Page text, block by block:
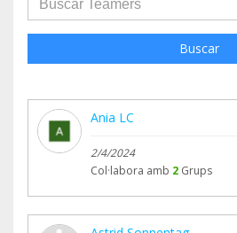
Buscar
Ania LC
2/4/2024
Col·labora amb 2 Grups